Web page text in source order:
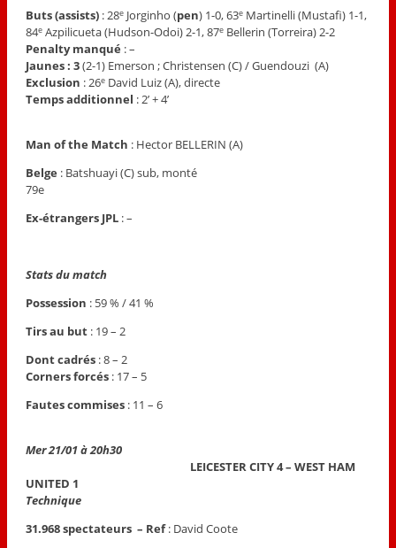
Buts (assists) : 28eJorginho (pen) 1-0, 63eMartinelli (Mustafi) 1-1,
84eAzpilicueta (Hudson-Odoi) 2-1, 87eBellerin (Torreira) 2-2
Penalty manqué : –
Jaunes : 3(2-1) Emerson ; Christensen (C) / Guendouzi (A)
Exclusion : 26eDavid Luiz (A), directe
Temps additionnel : 2’ + 4’
Man of the Match : Hector BELLERIN (A)
Belge : Batshuayi (C) sub, monté
79e
Ex-étrangers JPL : –
Stats du match
Possession : 59 % / 41 %
Tirs au but: 19 – 2
Dont cadrés: 8 – 2
Corners forcés: 17 – 5
Fautes commises: 11 – 6
Mer 21/01 à 20h30
LEICESTER CITY 4 – WEST HAM
UNITED 1
Technique
31.968 spectateurs – Ref: David Coote